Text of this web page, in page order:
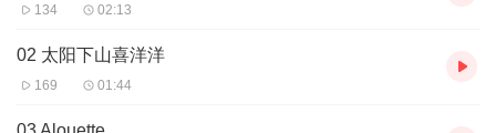
134 02:13
02 太阳下山喜洋洋
169 01:44